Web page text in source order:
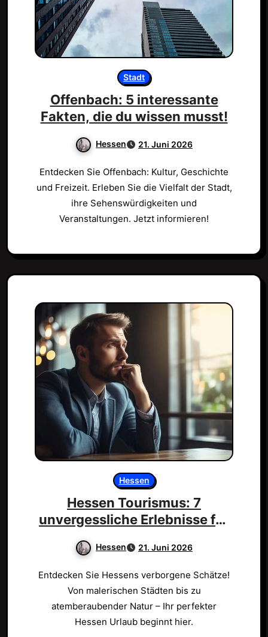
Stadt
Offenbach: 5 interessante
Fakten, die du wissen musst!
Hessen 21. Juni 2026
Entdecken Sie Offenbach: Kultur, Geschichte
und Freizeit. Erleben Sie die Vielfalt der Stadt,
ihre Sehenswürdigkeiten und
Veranstaltungen. Jetzt informieren!
Hessen
Hessen Tourismus: 7
unvergessliche Erlebnisse für
Hessen 21. Juni 2026
Entdecken Sie Hessens verborgene Schätze!
Von malerischen Städten bis zu
atemberaubender Natur – Ihr perfekter
Hessen Urlaub beginnt hier.